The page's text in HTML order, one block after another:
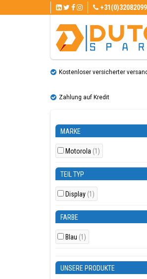
Kostenloser versicherter
Zahlung auf Kredit
MARKE
Motorola (1)
TEIL TYP
Display (1)
FARBE
Blau (1)
UNSERE PRODUKTE